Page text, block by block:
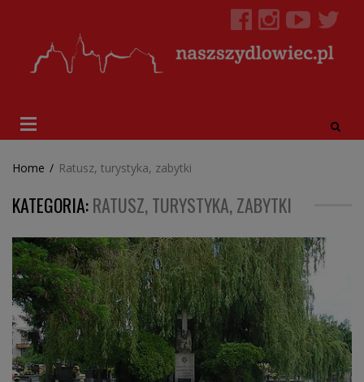
Home / Ratusz, turystyka, zabytki
KATEGORIA:RATUSZ, TURYSTYKA, ZABYTKI